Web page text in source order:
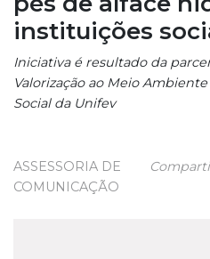
instituições
Iniciativa é resultado da
Valorização ao Meio
Social da Unifev
ASSESSORIA DE
COMUNICAÇÃO